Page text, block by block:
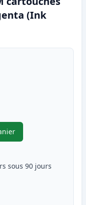
(Ink
de 2 Canon CLI-521M
sous 90 jours